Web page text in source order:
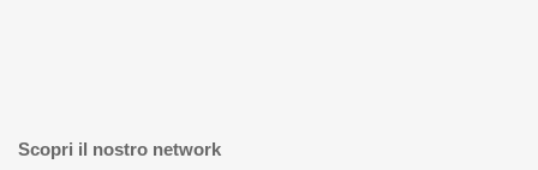
Scopri il nostro network